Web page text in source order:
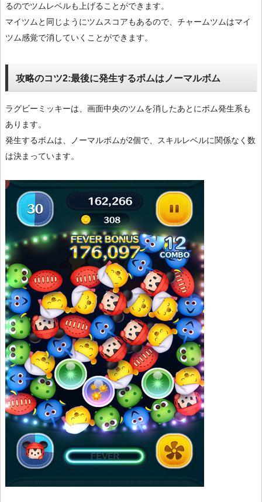
るのでツムレベルも上げることができます。
マイツムと同じようにツムスコアもあるので、チャームツムはマイ
ツム感覚で消していくことができます。
攻略のコツ2:最後に発生するボムはノーマルボム
ラグビーミッキーは、画面中央のツムを消したあとにボム発生系も
あります。
発生するボムは、ノーマルボムが2個で、スキルレベルに関係なく数
は決まっています。